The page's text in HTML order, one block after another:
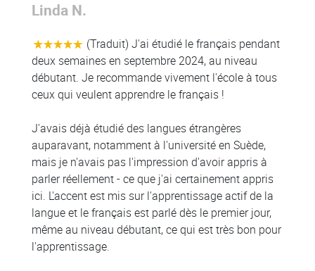
Linda N.
(Traduit) J'ai étudié le français pendant
deux semaines en septembre 2024, au niveau
débutant. Je recommande vivement l'école à tous
ceux qui veulent apprendre le français !
J'avais déjà étudié des langues étrangères
auparavant, notamment à l'université en Suède,
mais je n'avais pas l'impression d'avoir appris à
parler réellement - ce que j'ai certainement appris
ici. L'accent est mis sur l'apprentissage actif de la
langue et le français est parlé dès le premier jour,
même au niveau débutant, ce qui est très bon pour
l'apprentissage.